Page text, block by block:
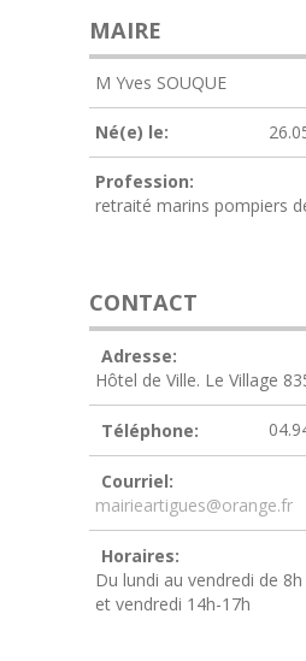
MAIRE
M Yves SOUQUE
Né(e) le:
Profession:
retraité marins pompiers
CONTACT
Adresse:
Hôtel de Ville. Le Village
Téléphone:
Courriel:
mairieartigues@orange.fr
Horaires:
Du lundi au vendredi de
et vendredi 14h-17h